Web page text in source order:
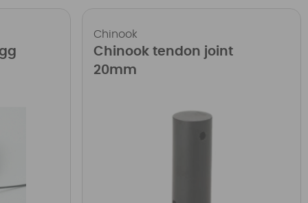
Chinook
Chinook tendon joint
20mm